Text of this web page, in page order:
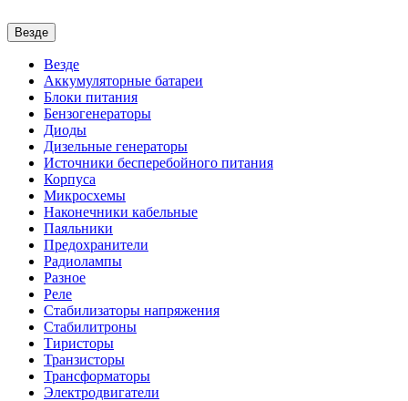
Везде
Везде
Аккумуляторные батареи
Блоки питания
Бензогенераторы
Диоды
Дизельные генераторы
Источники бесперебойного питания
Корпуса
Микросхемы
Наконечники кабельные
Паяльники
Предохранители
Радиолампы
Разное
Реле
Стабилизаторы напряжения
Стабилитроны
Тиристоры
Транзисторы
Трансформаторы
Электродвигатели